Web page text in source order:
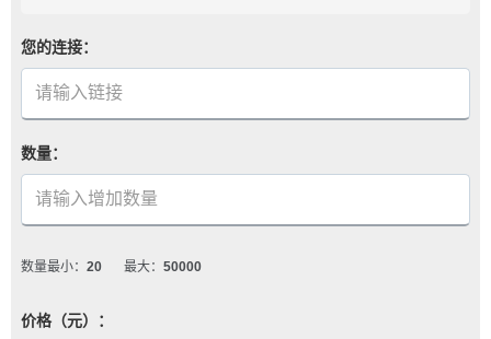
您的连接：
数量：
数量最小： 20 最大： 50000
价格（元）：